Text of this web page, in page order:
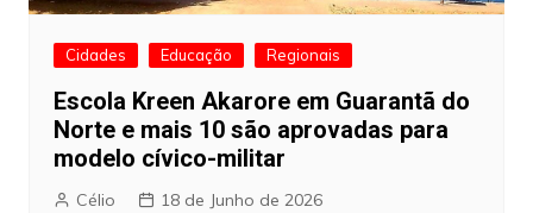
Cidades Educação Regionais
Escola Kreen Akarore em Guarantã do
Norte e mais 10 são aprovadas para
modelo cívico-militar
Célio 18 de Junho de 2026